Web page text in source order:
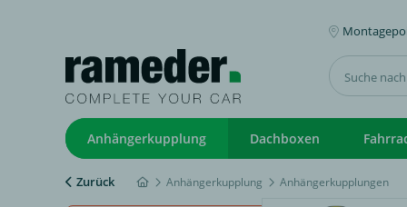
Anhängerkupplung Dachboxen
Zurück Anhängerkupplung Anhängerkupplungen